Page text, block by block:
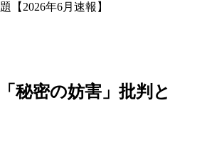
【2026年6月速報】
秘密の妨害」批判と